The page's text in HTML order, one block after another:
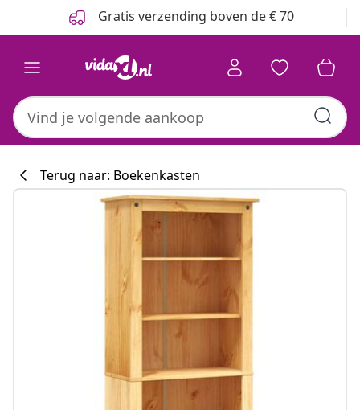
Gratis verzending boven de € 70
Terug naar: Boekenkasten